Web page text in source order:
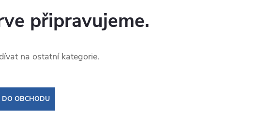
připravujeme.
na ostatní kategorie.
DO OBCHODU